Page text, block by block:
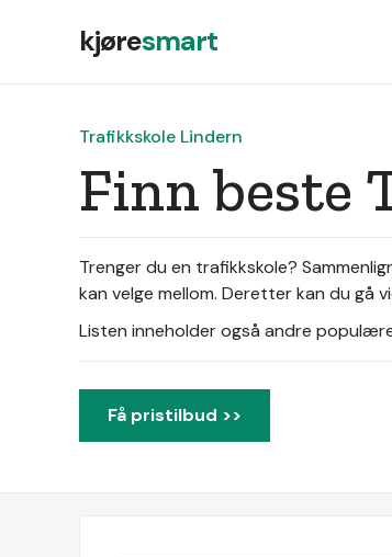
kjøresmart
Trafikkskole Lindern
Finn beste
Trenger du en trafikkskole?
kan velge mellom. Deretter kan du gå
Listen inneholder også andre
Få pristilbud >>